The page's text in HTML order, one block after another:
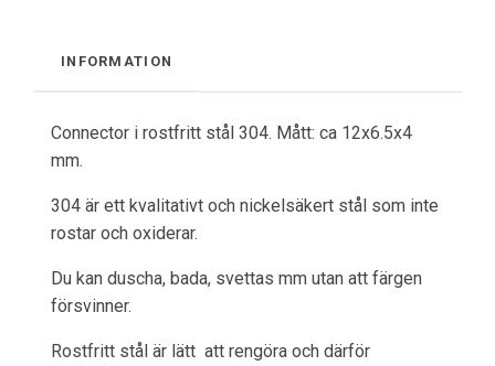
INFORMATION
Connector i rostfritt stål 304. Mått: ca 12x6.5x4
mm.
304 är ett kvalitativt och nickelsäkert stål som inte
rostar och oxiderar.
Du kan duscha, bada, svettas mm utan att färgen
försvinner.
Rostfritt stål är lätt att rengöra och därför